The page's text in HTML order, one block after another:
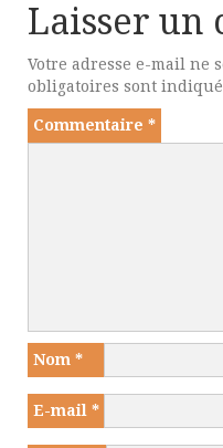
Laisser un
Votre adresse e-mail ne
obligatoires sont
Commentaire *
Nom *
E-mail *